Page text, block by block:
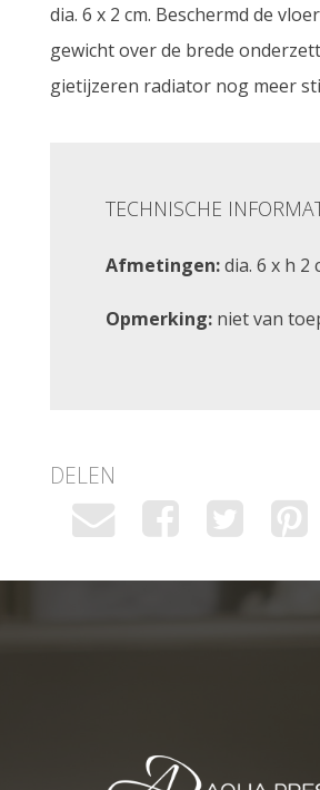
dia. 6 x 2 cm. Beschermd de
gewicht over de brede
gietijzeren radiator nog meer
TECHNISCHE
Afmetingen:dia. 6 x h 2
Opmerking: niet van
DELEN